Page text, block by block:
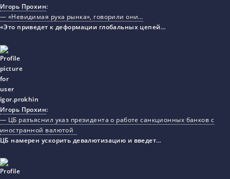
Игорь Прохин:
— «Невидимая рука рынка», говорили они…
«Это приведет к деформации глобальных цепей…
Игорь Прохин:
— ЦБ разъяснил указ президента о работе санкционных банков с
иностранной валютой
ЦБ намерен ускорить девалютизацию и введет…